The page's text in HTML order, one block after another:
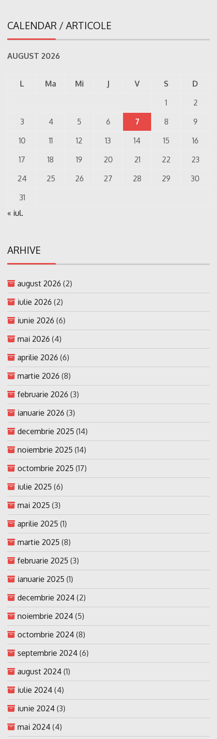
CALENDAR / ARTICOLE
AUGUST 2026
L Ma Mi J V S
D
1
2
3
4 5 6 7 8
9
10
11 12 13 14 15
16
17
18 19 20 21 22
23
24
25 26 27 28 29
30
31
« iul.
ARHIVE
august 2026 (2)
iulie 2026 (2)
iunie 2026 (6)
mai 2026 (4)
aprilie 2026 (6)
martie 2026 (8)
februarie 2026 (3)
ianuarie 2026 (3)
decembrie 2025 (14)
noiembrie 2025 (14)
octombrie 2025 (17)
iulie 2025 (6)
mai 2025 (3)
aprilie 2025 (1)
martie 2025 (8)
februarie 2025 (3)
ianuarie 2025 (1)
decembrie 2024 (2)
noiembrie 2024 (5)
octombrie 2024 (8)
septembrie 2024 (6)
august 2024 (1)
iulie 2024 (4)
iunie 2024 (3)
mai 2024 (4)